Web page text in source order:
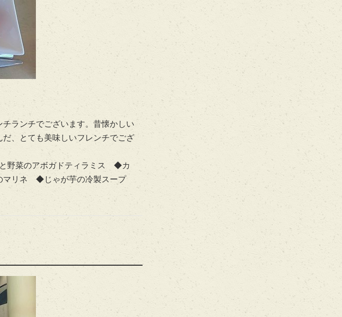
ランチでございます。昔懐かしい
、とても美味しいフレンチでござ
菜のアボガドティラミス ◆カ
マリネ ◆じゃが芋の冷製スープ